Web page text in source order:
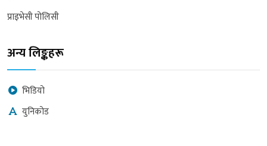
प्राइभेसी पोलिसी
अन्य लिङ्कहरू
भिडियो
युनिकोड